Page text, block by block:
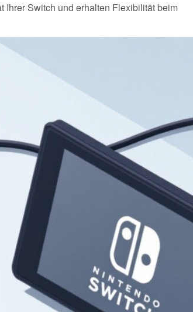
Ihrer Switch und erhalten Flexibilität beim